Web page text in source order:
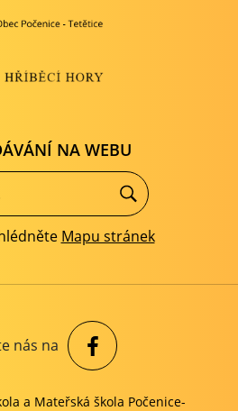
NA WEBU
Mapu stránek
a Mateřská škola Počenice-
nás na